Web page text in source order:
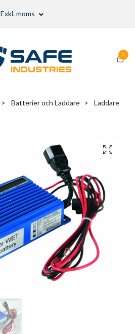
Exkl. moms
0
Batterier och Laddare
Laddare